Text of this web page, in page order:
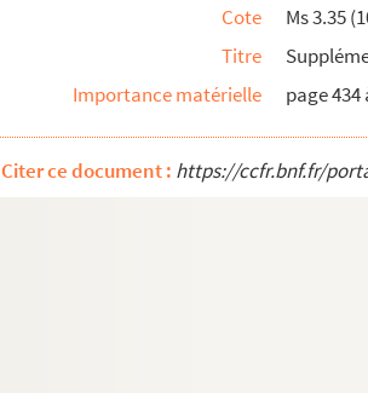
Cote
Ms 3.35
Titre
Importance matérielle
page 434
Citer ce document : https://ccfr.bnf.fr/